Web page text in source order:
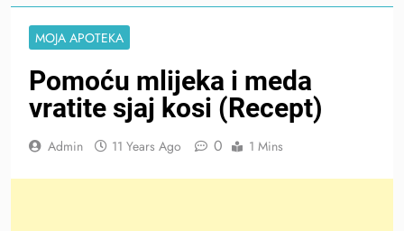
MOJA APOTEKA
Pomoću mlijeka i meda
vratite sjaj kosi (Recept)
Admin 11 Years Ago 0 1 Mins